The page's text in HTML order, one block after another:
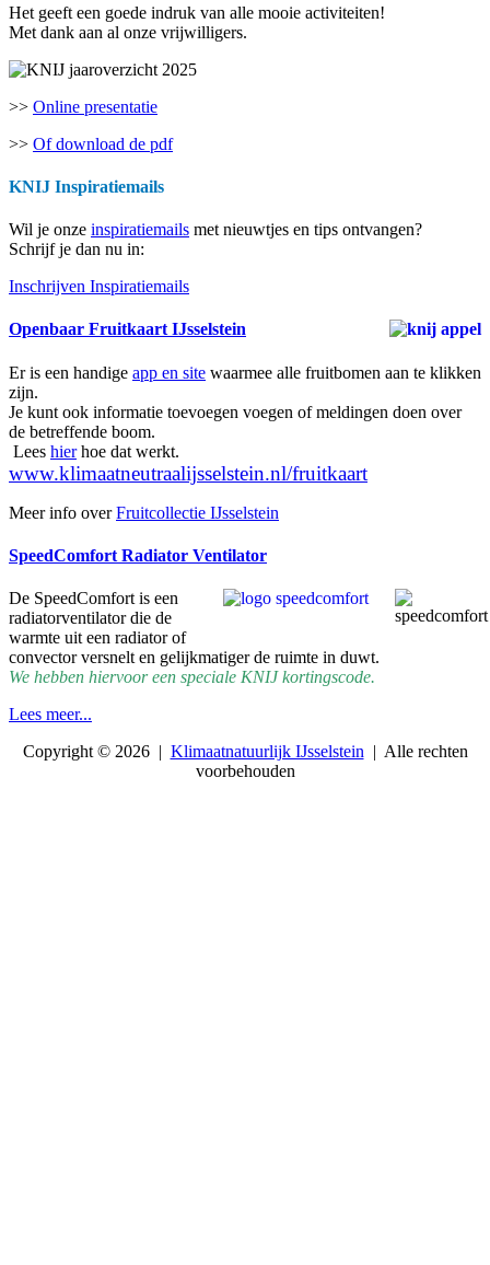
Het geeft een goede indruk van alle mooie activiteiten!
Met dank aan al onze vrijwilligers.
>> Online presentatie
>> Of download de pdf
KNIJ Inspiratiemails
Wil je onze inspiratiemails met nieuwtjes en tips ontvangen?
Schrijf je dan nu in:
Inschrijven Inspiratiemails
Openbaar Fruitkaart IJsselstein
Er is een handige app en site waarmee alle fruitbomen aan te klikken
zijn.
Je kunt ook informatie toevoegen voegen of meldingen doen over
de betreffende boom.
Lees hierhoe dat werkt.
www.klimaatneutraalijsselstein.nl/fruitkaart
Meer info overFruitcollectie IJsselstein
SpeedComfort Radiator Ventilator
De SpeedComfort is een
radiatorventilator die de
warmte uit een radiator of
convector versnelt en gelijkmatiger de ruimte in duwt.
We hebben hiervoor een speciale KNIJ kortingscode.
Lees meer...
Copyright © 2026 | Klimaatnatuurlijk IJsselstein | Alle rechten
voorbehouden